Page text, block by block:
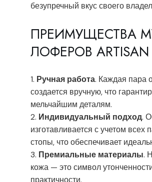
безупречный вкус своего
ПРЕИМУЩЕСТВА
ЛОФЕРОВ ARTISAN
Ручная работа. Каждая пара
создается вручную, что
мельчайшим деталям.
Индивидуальный подход.
изготавливается с учетом всех
стопы, что обеспечивает
Премиальные материалы.
кожа — это символ